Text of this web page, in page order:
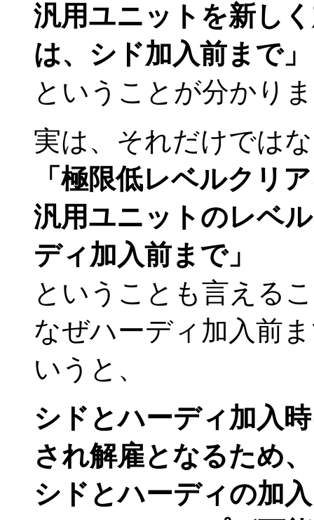
汎用ユニットを新し
は、シド加入前まで」
ということが分かり
実は、それだけでは
「極限低レベルクリ
汎用ユニットのレベ
ディ加入前まで」
ということも言える
なぜハーディ加入前
いうと、
シドとハーディ加入
され解雇となるため、
シドとハーディの加